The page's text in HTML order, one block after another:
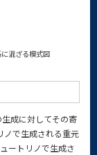
混ざる模式図
生成に対してその寄
ノで生成される重元
ートリノで生成さ